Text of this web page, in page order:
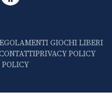
GIOCHI LIBERI
PRIVACY POLICY
POLICY